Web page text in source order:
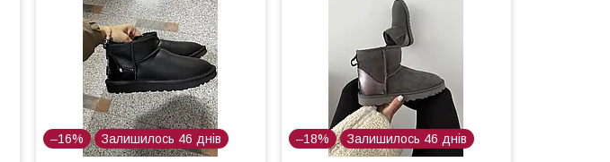
–16% Залишилось 46 днів –18% Залишилось 46 днів